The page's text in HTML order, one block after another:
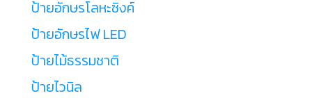
ป้ายอักษรโลหะซิงค์
ป้ายอักษรไฟ LED
ป้ายไม้ธรรมชาติ
ป้ายไวนิล